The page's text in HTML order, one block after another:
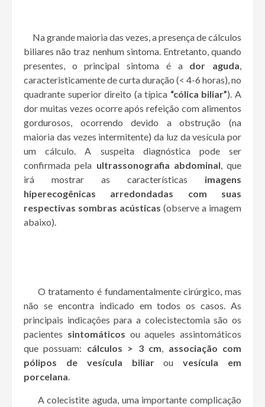
Na grande maioria das vezes, a presença de cálculos
biliares não traz nenhum sintoma. Entretanto, quando
presentes, o principal sintoma é a dor aguda,
caracteristicamente de curta duração (< 4-6 horas), no
quadrante superior direito (a típica “cólica biliar”). A
dor muitas vezes ocorre após refeição com alimentos
gordurosos, ocorrendo devido a obstrução (na
maioria das vezes intermitente) da luz da vesícula por
um cálculo. A suspeita diagnóstica pode ser
confirmada pela ultrassonografia abdominal, que
irá mostrar as características imagens
hiperecogênicas arredondadas com suas
respectivas sombras acústicas (observe a imagem
abaixo).
O tratamento é fundamentalmente cirúrgico, mas
não se encontra indicado em todos os casos. As
principais indicações para a colecistectomia são os
pacientes sintomáticos ou aqueles assintomáticos
que possuam: cálculos > 3 cm, associação com
pólipos de vesícula biliarouvesícula em
porcelana.
A colecistite aguda, uma importante complicação